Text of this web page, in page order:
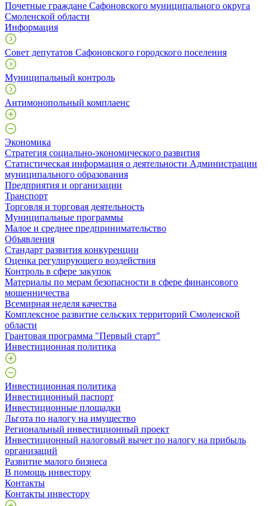
Почетные граждане Сафоновского муниципального округа
Смоленской области
Информация
Совет депутатов Сафоновского городского поселения
Муниципальный контроль
Антимонопольный комплаенс
Экономика
Стратегия социально-экономического развития
Статистическая информация о деятельности Администрации
муниципального образования
Предприятия и организации
Транспорт
Торговля и торговая деятельность
Муниципальные программы
Малое и среднее предпринимательство
Объявления
Стандарт развития конкуренции
Оценка регулирующего воздействия
Контроль в сфере закупок
Материалы по мерам безопасности в сфере финансового
мошенничества
Всемирная неделя качества
Комплексное развитие сельских территорий Смоленской
области
Грантовая программа "Первый старт"
Инвестиционная политика
Инвестиционная политика
Инвестиционный паспорт
Инвестиционные площадки
Льгота по налогу на имущество
Региональный инвестиционный проект
Инвестиционный налоговый вычет по налогу на прибыль
организаций
Развитие малого бизнеса
В помощь инвестору
Контакты
Контакты инвестору